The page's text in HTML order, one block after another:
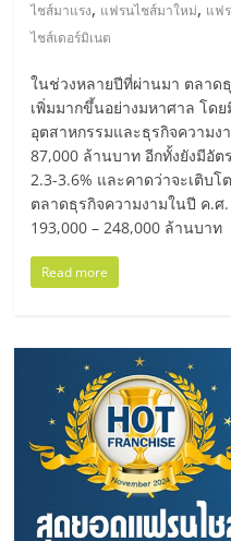
แฟ
รน
ไชส์,
ที่
ปรึกษา
แฟ
รน
ไชส์,
ไชส์มาแรง, แฟรนไชส์มาใหม่, แฟ
ไชส์เดอร์มิเนต
ในช่วงหลายปีที่ผ่านมา ตลาด
เพิ่มมากขึ้นอย่างมหาศาล โด
อุตสาหกรรมและธุรกิจความง
87,000 ล้านบาท อีกทั้งยังมีอั
2.3-3.6% และคาดว่าจะเติบ
ตลาดธุรกิจความงามในปี ค.ศ
193,000 – 248,000 ล้านบาท
Read more